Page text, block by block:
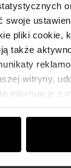
swoje
pliki cookie,
także
witryny,
informacje z